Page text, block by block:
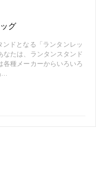
グ
ドとなる「ランタンレッ
なたは、ランタンスタンド
各種メーカーからいろいろ